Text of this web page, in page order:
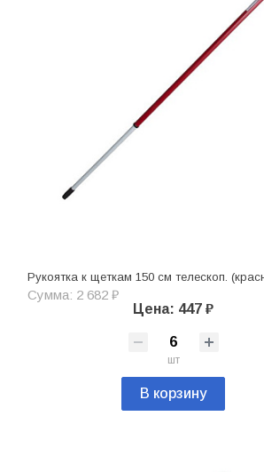
Рукоятка к щеткам 150 см телескоп.
Сумма: 2 682 ₽
Цена: 447 ₽
шт
В корзину